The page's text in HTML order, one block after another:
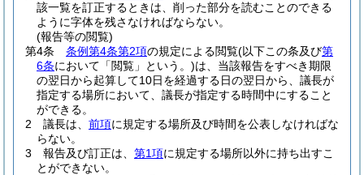
該一覧を訂正するときは、削った部分を読むことのできる
ように字体を残さなければならない。
(報告等の閲覧)
第4条
条例第4条第2項の規定による閲覧(以下この条及び第
6条において「閲覧」という。)は、当該報告をすべき期限
の翌日から起算して10日を経過する日の翌日から、議長が
指定する場所において、議長が指定する時間中にすること
ができる。
2
議長は、 前項に規定する場所及び時間を公表しなければな
らない。
3
報告及び訂正は、 第1項に規定する場所以外に持ち出すこ
とができない。